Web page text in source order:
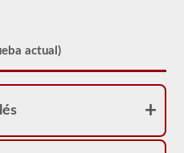
actual)